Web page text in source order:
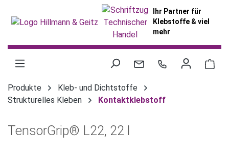
Ihr Partner für
Klebstoffe & viel
mehr
Produkte
Kleb- und Dichtstoffe
Strukturelles Kleben
Kontaktklebstoff
TensorGrip® L22, 22 l